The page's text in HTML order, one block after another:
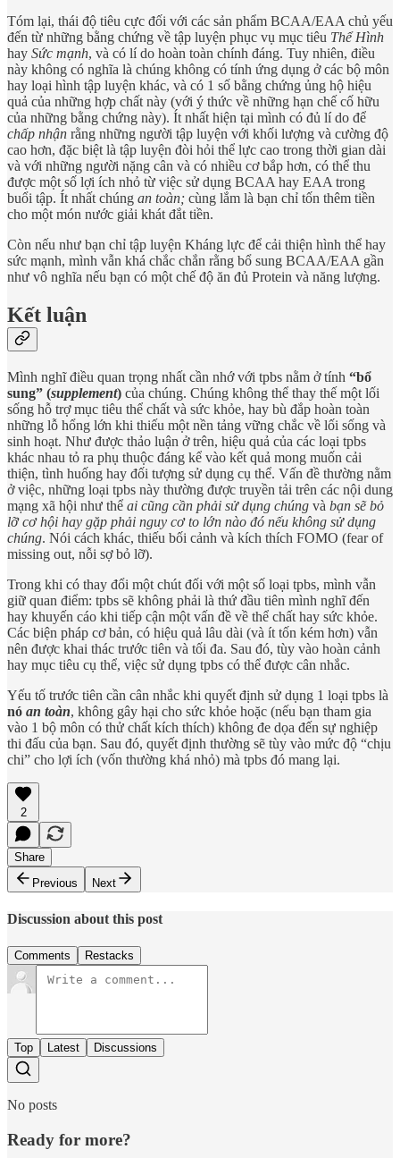
Tóm lại, thái độ tiêu cực đối với các sản phẩm BCAA/EAA chủ yếu
đến từ những bằng chứng về tập luyện phục vụ mục tiêu Thể Hình
hay Sức mạnh, và có lí do hoàn toàn chính đáng. Tuy nhiên, điều
này không có nghĩa là chúng không có tính ứng dụng ở các bộ môn
hay loại hình tập luyện khác, và có 1 số bằng chứng ủng hộ hiệu
quả của những hợp chất này (với ý thức về những hạn chế cố hữu
của những bằng chứng này). Ít nhất hiện tại mình có đủ lí do để
chấp nhận rằng những người tập luyện với khối lượng và cường độ
cao hơn, đặc biệt là tập luyện đòi hỏi thể lực cao trong thời gian dài
và với những người nặng cân và có nhiều cơ bắp hơn, có thể thu
được một số lợi ích nhỏ từ việc sử dụng BCAA hay EAA trong
buổi tập. Ít nhất chúng an toàn; cùng lắm là bạn chỉ tốn thêm tiền
cho một món nước giải khát đắt tiền.
Còn nếu như bạn chỉ tập luyện Kháng lực để cải thiện hình thể hay
sức mạnh, mình vẫn khá chắc chắn rằng bổ sung BCAA/EAA gần
như vô nghĩa nếu bạn có một chế độ ăn đủ Protein và năng lượng.
Kết luận
Mình nghĩ điều quan trọng nhất cần nhớ với tpbs nằm ở tính “bổ
sung” (supplement) của chúng. Chúng không thể thay thế một lối
sống hỗ trợ mục tiêu thể chất và sức khỏe, hay bù đắp hoàn toàn
những lỗ hổng lớn khi thiếu một nền tảng vững chắc về lối sống và
sinh hoạt. Như được thảo luận ở trên, hiệu quả của các loại tpbs
khác nhau tỏ ra phụ thuộc đáng kể vào kết quả mong muốn cải
thiện, tình huống hay đối tượng sử dụng cụ thể. Vấn đề thường nằm
ở việc, những loại tpbs này thường được truyền tải trên các nội dung
mạng xã hội như thể ai cũng cần phải sử dụng chúng và bạn sẽ bỏ
lỡ cơ hội hay gặp phải nguy cơ to lớn nào đó nếu không sử dụng
chúng. Nói cách khác, thiếu bối cảnh và kích thích FOMO (fear of
missing out, nỗi sợ bỏ lỡ).
Trong khi có thay đổi một chút đối với một số loại tpbs, mình vẫn
giữ quan điểm: tpbs sẽ không phải là thứ đầu tiên mình nghĩ đến
hay khuyến cáo khi tiếp cận một vấn đề về thể chất hay sức khỏe.
Các biện pháp cơ bản, có hiệu quả lâu dài (và ít tốn kém hơn) vẫn
nên được khai thác trước tiên và tối đa. Sau đó, tùy vào hoàn cảnh
hay mục tiêu cụ thể, việc sử dụng tpbs có thể được cân nhắc.
Yếu tố trước tiên cần cân nhắc khi quyết định sử dụng 1 loại tpbs là
nó an toàn, không gây hại cho sức khỏe hoặc (nếu bạn tham gia
vào 1 bộ môn có thử chất kích thích) không đe dọa đến sự nghiệp
thi đấu của bạn. Sau đó, quyết định thường sẽ tùy vào mức độ “chịu
chi” cho lợi ích (vốn thường khá nhỏ) mà tpbs đó mang lại.
2
Share
Previous
Next
Discussion about this post
Comments Restacks
Top Latest Discussions
No posts
Ready for more?